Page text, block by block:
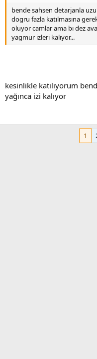
bende sahsen detarjanla
dogru fazla katılmasına
oluyor camlar ama bı dez
yagmur izleri kalıyor...
kesinlikle katılıyorum
yağınca izi kalıyor
1